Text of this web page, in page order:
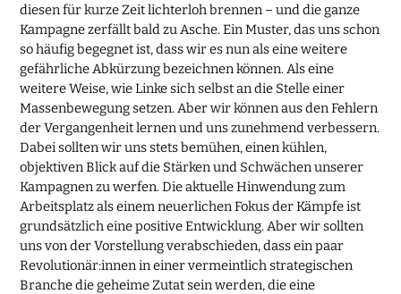
diesen für kurze Zeit lichterloh brennen – und die ganze
Kampagne zerfällt bald zu Asche. Ein Muster, das uns schon
so häufig begegnet ist, dass wir es nun als eine weitere
gefährliche Abkürzung bezeichnen können. Als eine
weitere Weise, wie Linke sich selbst an die Stelle einer
Massenbewegung setzen. Aber wir können aus den Fehlern
der Vergangenheit lernen und uns zunehmend verbessern.
Dabei sollten wir uns stets bemühen, einen kühlen,
objektiven Blick auf die Stärken und Schwächen unserer
Kampagnen zu werfen. Die aktuelle Hinwendung zum
Arbeitsplatz als einem neuerlichen Fokus der Kämpfe ist
grundsätzlich eine positive Entwicklung. Aber wir sollten
uns von der Vorstellung verabschieden, dass ein paar
Revolutionär:innen in einer vermeintlich strategischen
Branche die geheime Zutat sein werden, die eine